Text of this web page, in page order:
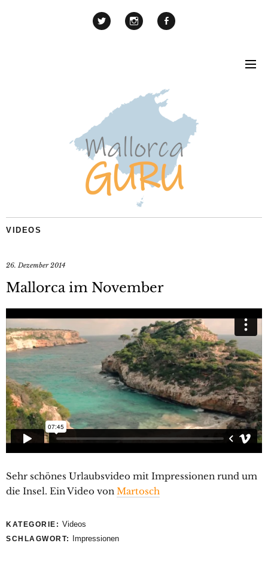
VIDEOS
26. Dezember 2014
Mallorca im November
Sehr schönes Urlaubsvideo mit Impressionen rund um
die Insel. Ein Video von Martosch
KATEGORIE: Videos
SCHLAGWORT: Impressionen